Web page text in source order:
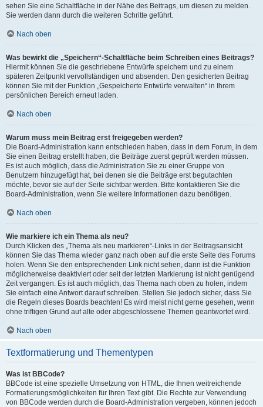
sehen Sie eine Schaltfläche in der Nähe des Beitrags, um diesen zu melden.
Sie werden dann durch die weiteren Schritte geführt.
Nach oben
Was bewirkt die „Speichern“-Schaltfläche beim Schreiben eines Beitrags?
Hiermit können Sie die geschriebene Entwürfe speichern und zu einem
späteren Zeitpunkt vervollständigen und absenden. Den gesicherten Beitrag
können Sie mit der Funktion „Gespeicherte Entwürfe verwalten“ in Ihrem
persönlichen Bereich erneut laden.
Nach oben
Warum muss mein Beitrag erst freigegeben werden?
Die Board-Administration kann entschieden haben, dass in dem Forum, in dem
Sie einen Beitrag erstellt haben, die Beiträge zuerst geprüft werden müssen.
Es ist auch möglich, dass die Administration Sie zu einer Gruppe von
Benutzern hinzugefügt hat, bei denen sie die Beiträge erst begutachten
möchte, bevor sie auf der Seite sichtbar werden. Bitte kontaktieren Sie die
Board-Administration, wenn Sie weitere Informationen dazu benötigen.
Nach oben
Wie markiere ich ein Thema als neu?
Durch Klicken des „Thema als neu markieren“-Links in der Beitragsansicht
können Sie das Thema wieder ganz nach oben auf die erste Seite des Forums
holen. Wenn Sie den entsprechenden Link nicht sehen, dann ist die Funktion
möglicherweise deaktiviert oder seit der letzten Markierung ist nicht genügend
Zeit vergangen. Es ist auch möglich, das Thema nach oben zu holen, indem
Sie einfach eine Antwort darauf schreiben. Stellen Sie jedoch sicher, dass Sie
die Regeln dieses Boards beachten! Es wird meist nicht gerne gesehen, wenn
ohne triftigen Grund auf alte oder abgeschlossene Themen geantwortet wird.
Nach oben
Textformatierung und Thementypen
Was ist BBCode?
BBCode ist eine spezielle Umsetzung von HTML, die Ihnen weitreichende
Formatierungsmöglichkeiten für Ihren Text gibt. Die Rechte zur Verwendung
von BBCode werden durch die Board-Administration vergeben, können jedoch